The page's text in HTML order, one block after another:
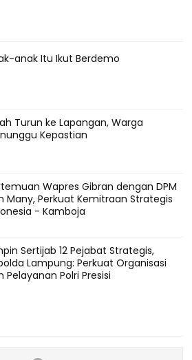
anak Itu Ikut Berdemo
Turun ke Lapangan, Warga
Kepastian
Wapres Gibran dengan DPM
Many, Perkuat Kemitraan Strategis
- Kamboja
Sertijab 12 Pejabat Strategis,
Lampung: Perkuat Organisasi
Pelayanan Polri Presisi